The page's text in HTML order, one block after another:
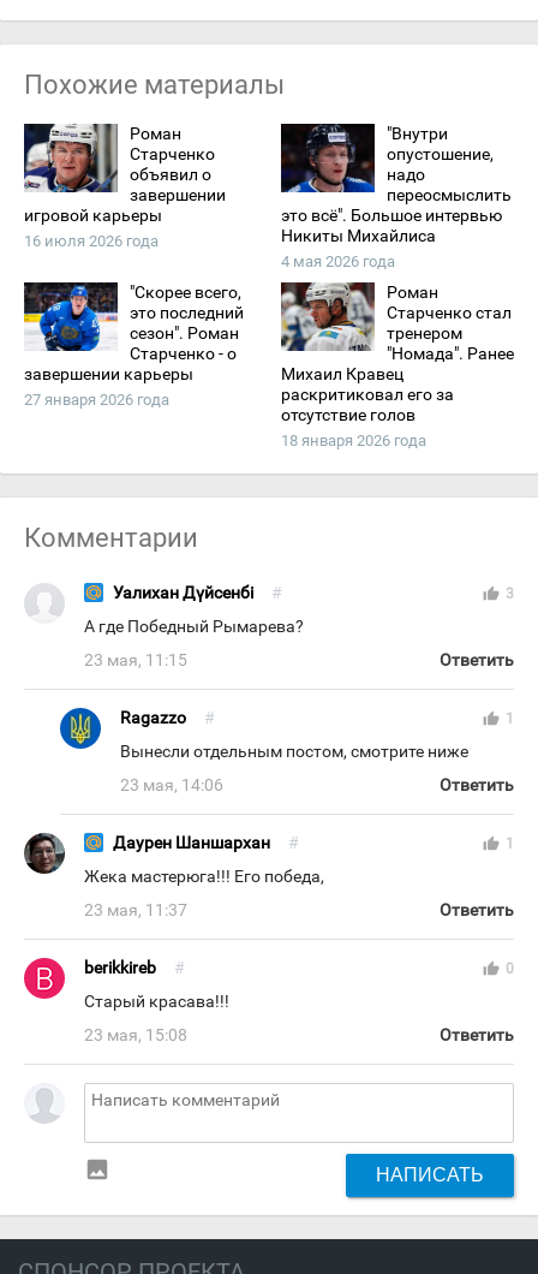
Похожие материалы
Роман
Старченко
объявил о
завершении
игровой карьеры
16 июля 2026 года
"Внутри
опустошение,
надо
переосмыслить
это всё". Большое интервью
Никиты Михайлиса
4 мая 2026 года
"Скорее всего,
это последний
сезон". Роман
Старченко - о
завершении карьеры
27 января 2026 года
Роман
Старченко стал
тренером
"Номада". Ранее
Михаил Кравец
раскритиковал его за
отсутствие голов
18 января 2026 года
Комментарии
Уалихан Дүйсенбі # thumb_up 3
А где Победный Рымарева?
23 мая, 11:15
Ответить
Ragazzo # thumb_up 1
Вынесли отдельным постом, смотрите ниже
23 мая, 14:06
Ответить
Даурен Шаншархан # thumb_up 1
Жека мастерюга!!! Его победа,
23 мая, 11:37
Ответить
berikkireb # thumb_up 0
Старый красава!!!
23 мая, 15:08
Ответить
insert_photo НАПИСАТЬ